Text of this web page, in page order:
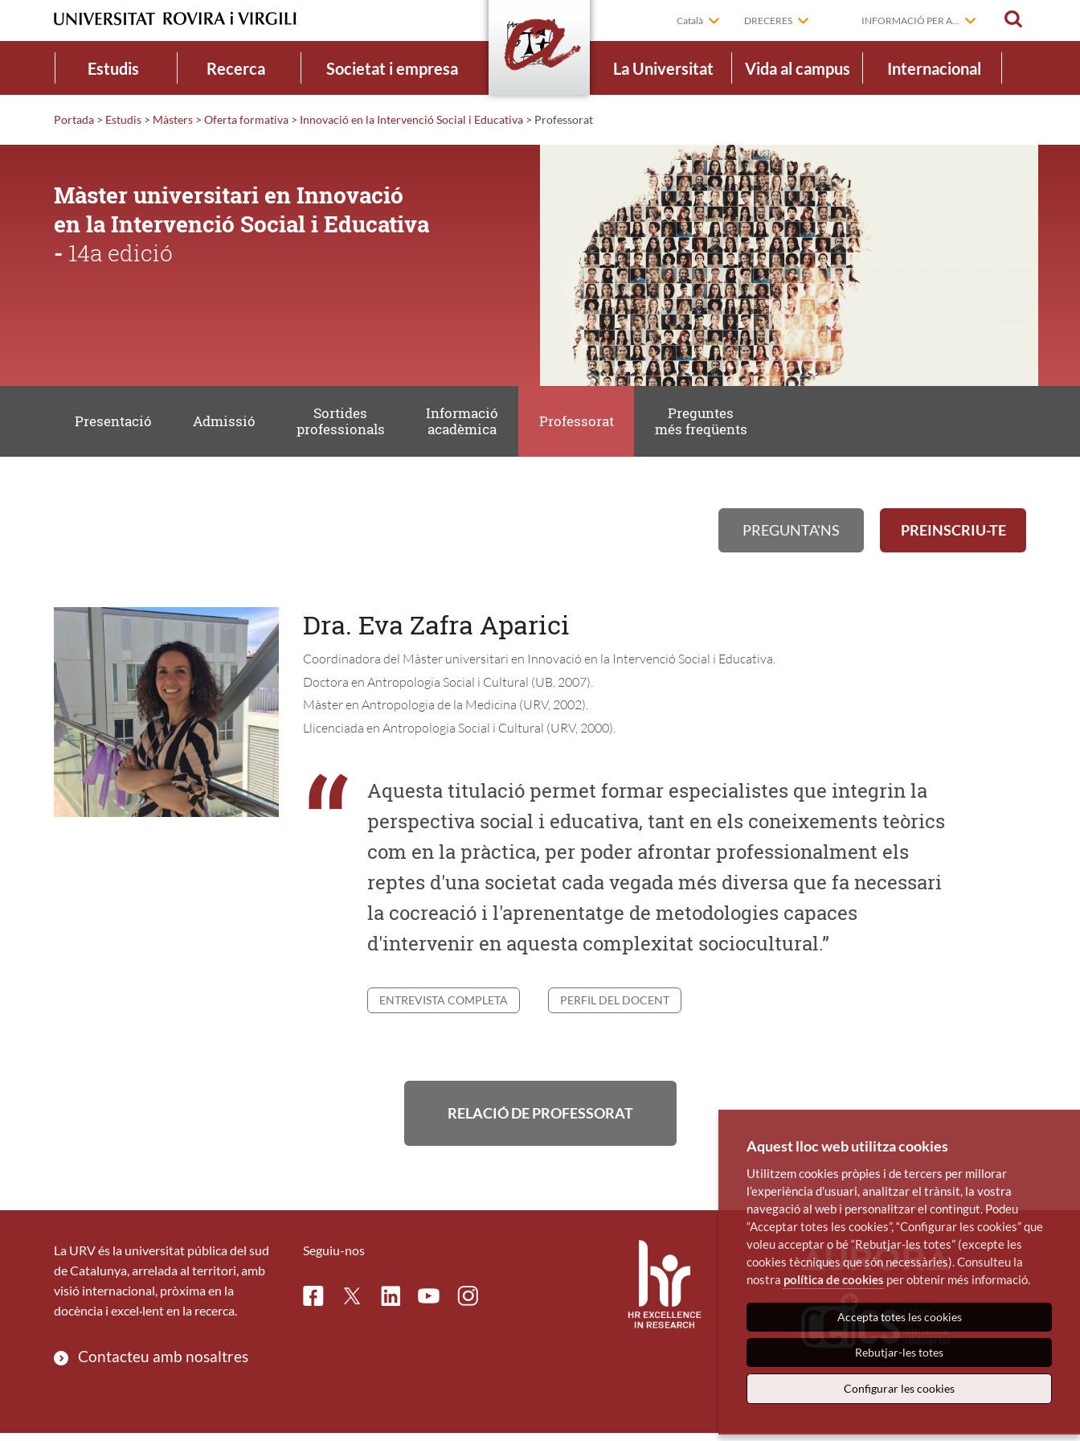
Català DRECERES INFORMACIÓ PER A...
Estudis Recerca Societat i empresa La Universitat Vida al campus Internacional
Portada > Estudis > Màsters > Oferta formativa > Innovació en la Intervenció Social i Educativa > Professorat
Màster universitari en Innovació
en la Intervenció Social i Educativa
- 14a edició
Presentació Admissió
Sortides
professionals
Informació
acadèmica
Professorat
Preguntes
més freqüents
PREGUNTA'NS PREINSCRIU-TE
Dra. Eva Zafra Aparici
Coordinadora del Màster universitari en Innovació en la Intervenció Social i Educativa.
Doctora en Antropologia Social i Cultural (UB, 2007).
Màster en Antropologia de la Medicina (URV, 2002).
Llicenciada en Antropologia Social i Cultural (URV, 2000).
“
Aquesta titulació permet formar especialistes que integrin la
perspectiva social i educativa, tant en els coneixements teòrics
com en la pràctica, per poder afrontar professionalment els
reptes d'una societat cada vegada més diversa que fa necessari
la cocreació i l'aprenentatge de metodologies capaces
d'intervenir en aquesta complexitat sociocultural.”
ENTREVISTA COMPLETA PERFIL DEL DOCENT
RELACIÓ DE PROFESSORAT
La URV és la universitat pública del sud
de Catalunya, arrelada al territori, amb
visió internacional, pròxima en la
docència i excel·lent en la recerca.
Contacteu amb nosaltres
Seguiu-nos
FacebookTwitterLinkedinYoutubeInstagram
Aquest lloc web utilitza cookies
Utilitzem cookies pròpies i de tercers per millorar
l’experiència d’usuari, analitzar el trànsit, la vostra
navegació al web i personalitzar el contingut. Podeu
“Acceptar totes les cookies”, “Configurar les cookies” que
voleu acceptar o bé “Rebutjar-les totes” (excepte les
cookies tècniques que són necessàries). Consulteu la
nostra política de cookies per obtenir més informació.
Accepta totes les cookies
Rebutjar-les totes
Configurar les cookies